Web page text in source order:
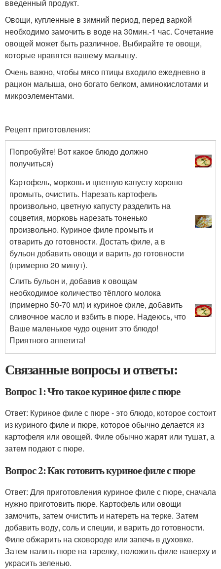
введенный продукт.
Овощи, купленные в зимний период, перед варкой
необходимо замочить в воде на 30мин.-1 час. Сочетание
овощей может быть различное. Выбирайте те овощи,
которые нравятся вашему малышу.
Очень важно, чтобы мясо птицы входило ежедневно в
рацион малыша, оно богато белком, аминокислотами и
микроэлементами.
Рецепт приготовления:
Попробуйте! Вот какое блюдо должно
получиться)
Картофель, морковь и цветную капусту хорошо
промыть, очистить. Нарезать картофель
произвольно, цветную капусту разделить на
соцветия, морковь нарезать тоненько
произвольно. Куриное филе промыть и
отварить до готовности. Достать филе, а в
бульон добавить овощи и варить до готовности
(примерно 20 минут).
Слить бульон и, добавив к овощам
необходимое количество тёплого молока
(примерно 50-70 мл) и куриное филе, добавить
сливочное масло и взбить в пюре. Надеюсь, что
Ваше маленькое чудо оценит это блюдо!
Приятного аппетита!
Связанные вопросы и ответы:
Вопрос 1: Что такое куриное филе с пюре
Ответ: Куриное филе с пюре - это блюдо, которое состоит
из куриного филе и пюре, которое обычно делается из
картофеля или овощей. Филе обычно жарят или тушат, а
затем подают с пюре.
Вопрос 2: Как готовить куриное филе с пюре
Ответ: Для приготовления куриное филе с пюре, сначала
нужно приготовить пюре. Картофель или овощи
замочить, затем очистить и натереть на терке. Затем
добавить воду, соль и специи, и варить до готовности.
Филе обжарить на сковороде или запечь в духовке.
Затем налить пюре на тарелку, положить филе наверху и
украсить зеленью.